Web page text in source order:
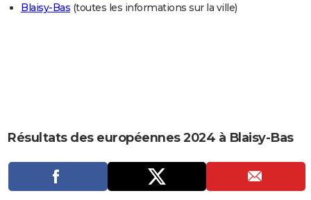
CARTE DE VOEUX
Carte de Noël
Carte Bonne année
Carte Saint-Valentin
Carte Pâques
Carte d'anniversaire
DICTIONNAIRE
Dictionnaire
Biographies
Citations
Expressions
Proverbes
PROGRAMME TV
Blaisy-Bas (toutes les informations sur la ville)
Résultats des européennes 2024 à Blaisy-Bas